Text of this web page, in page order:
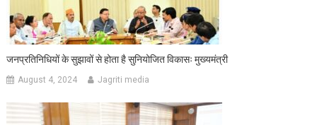
जनप्रतिनिधियों के सुझावों से होता है सुनियोजित विकासः मुख्यमंत्री
August 4, 2024 Jagriti media